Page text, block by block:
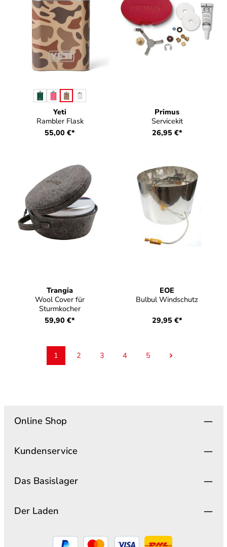
Yeti
Rambler Flask
Farbe auswählen
55,00 €*
Primus
Servicekit
26,95 €*
Trangia
Wool Cover für
Sturmkocher
59,90 €*
EOE
Bulbul Windschutz
29,95 €*
Seite
1 Seite
2 Seite
3 Seite
4 Seite
5
Online Shop
Kundenservice
Das Basislager
Der Laden